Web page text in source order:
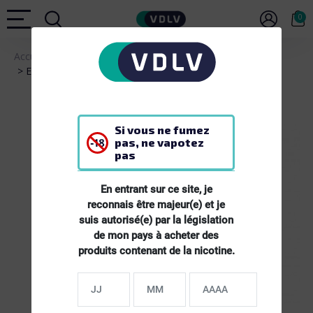
Si vous ne fumez
pas, ne vapotez
pas
En entrant sur ce site, je
reconnais être majeur(e) et je
suis autorisé(e) par la législation
de mon pays à acheter des
produits contenant de la nicotine.
0
Accueil
E-LIQUIDES
E-liquide Fruits des bois aux sels de nicotine - 10 ml